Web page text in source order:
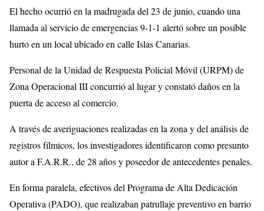
El hecho ocurrió en la madrugada del 23 de junio, cuando una
llamada al servicio de emergencias 9-1-1 alertó sobre un posible
hurto en un local ubicado en calle Islas Canarias.
Personal de la Unidad de Respuesta Policial Móvil (URPM) de
Zona Operacional III concurrió al lugar y constató daños en la
puerta de acceso al comercio.
A través de averiguaciones realizadas en la zona y del análisis de
registros fílmicos, los investigadores identificaron como presunto
autor a F.A.R.R., de 28 años y poseedor de antecedentes penales.
En forma paralela, efectivos del Programa de Alta Dedicación
Operativa (PADO), que realizaban patrullaje preventivo en barrio